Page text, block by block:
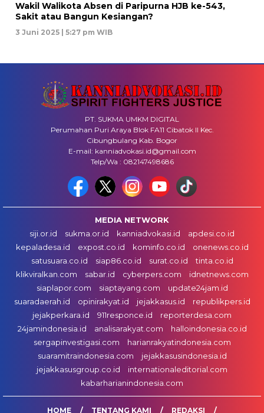
Wakil Walikota Absen di Paripurna HJB ke-543,
Sakit atau Bangun Kesiangan?
3 Juni 2025 | 5:27 pm WIB
PT. SUKMA UMKM DIGITAL
Perumahan Puri Araya Blok FA11 Cibatok II Kec.
Cibungbulang Kab. Bogor
E-mail: kanniadvokasi.id@gmail.com
Telp/Wa : 082147498686
MEDIA NETWORK
siji.or.id
sukma.or.id kanniadvokasi.id
apdesi.co.id
kepaladesa.id
expost.co.id kominfo.co.id
onenews.co.id
satusuara.co.id
siap86.co.id surat.co.id
tinta.co.id
klikviralkan.com
sabar.id cyberpers.com
idnetnews.com
siaplapor.com
siaptayang.com
update24jam.id
suaradaerah.id
opinirakyat.id jejakkasus.id
republikpers.id
jejakperkara.id
911responce.id
reporterdesa.com
24jamindonesia.id
analisarakyat.com
halloindonesia.co.id
sergapinvestigasi.com
harianrakyatindonesia.com
suaramitraindonesia.com
jejakkasusindonesia.id
jejakkasusgroup.co.id
internationaleditorial.com
kabarharianindonesia.com
HOME TENTANG KAMI REDAKSI